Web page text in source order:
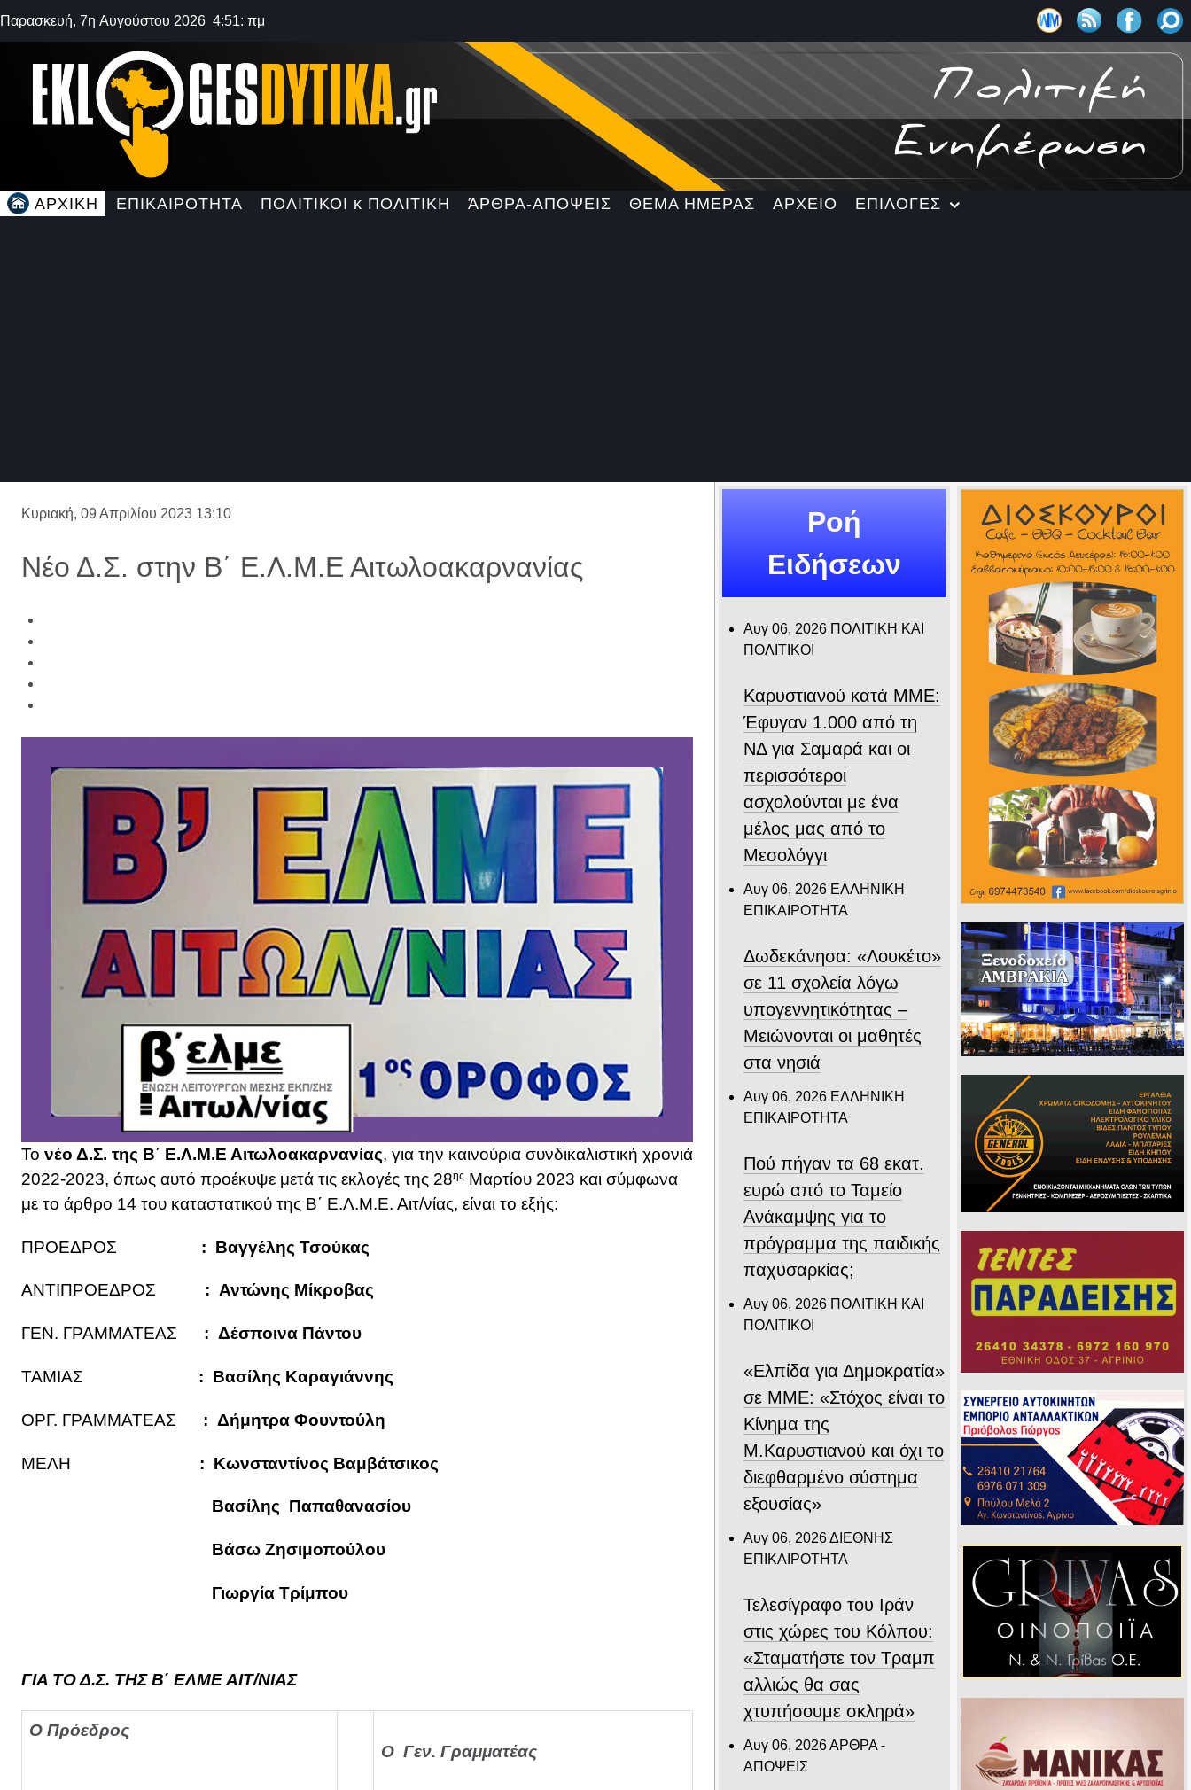
Παρασκευή, 7η Αυγούστου 2026 4:51: πμ
ΑΡΧΙΚΗ ΕΠΙΚΑΙΡΟΤΗΤΑ ΠΟΛΙΤΙΚΟΙ κ ΠΟΛΙΤΙΚΗ ΆΡΘΡΑ-ΑΠΟΨΕΙΣ ΘΕΜΑ ΗΜΕΡΑΣ ΑΡΧΕΙΟ ΕΠΙΛΟΓΕΣ
Κυριακή, 09 Απριλίου 2023 13:10
Νέο Δ.Σ. στην Β΄ Ε.Λ.Μ.Ε Αιτωλοακαρνανίας
Το νέο Δ.Σ. της Β΄ Ε.Λ.Μ.Ε Αιτωλοακαρνανίας, για την καινούρια συνδικαλιστική χρονιά
2022-2023, όπως αυτό προέκυψε μετά τις εκλογές της 28ης Μαρτίου 2023 και σύμφωνα
με το άρθρο 14 του καταστατικού της Β΄ Ε.Λ.Μ.Ε. Αιτ/νίας, είναι το εξής:
ΠΡΟΕΔΡΟΣ : Βαγγέλης Τσούκας
ΑΝΤΙΠΡΟΕΔΡΟΣ : Αντώνης Μίκροβας
ΓΕΝ. ΓΡΑΜΜΑΤΕΑΣ : Δέσποινα Πάντου
ΤΑΜΙΑΣ : Bασίλης Καραγιάννης
ΟΡΓ. ΓΡΑΜΜΑΤΕΑΣ : Δήμητρα Φουντούλη
ΜΕΛΗ : Κωνσταντίνος Βαμβάτσικος
Βασίλης Παπαθανασίου
Βάσω Ζησιμοπούλου
Γιωργία Τρίμπου
ΓΙΑ ΤΟ Δ.Σ. ΤΗΣ Β΄ ΕΛΜΕ ΑΙΤ/ΝΙΑΣ
Ο Πρόεδρος
Ο Γεν. Γραμματέας
Ροή
Ειδήσεων
Αυγ 06, 2026 ΠΟΛΙΤΙΚΗ ΚΑΙ
ΠΟΛΙΤΙΚΟΙ
Καρυστιανού κατά ΜΜΕ:
Έφυγαν 1.000 από τη
ΝΔ για Σαμαρά και οι
περισσότεροι
ασχολούνται με ένα
μέλος μας από το
Μεσολόγγι
Αυγ 06, 2026 ΕΛΛΗΝΙΚΗ
ΕΠΙΚΑΙΡΟΤΗΤΑ
Δωδεκάνησα: «Λουκέτο»
σε 11 σχολεία λόγω
υπογεννητικότητας –
Μειώνονται οι μαθητές
στα νησιά
Αυγ 06, 2026 ΕΛΛΗΝΙΚΗ
ΕΠΙΚΑΙΡΟΤΗΤΑ
Πού πήγαν τα 68 εκατ.
ευρώ από το Ταμείο
Ανάκαμψης για το
πρόγραμμα της παιδικής
παχυσαρκίας;
Αυγ 06, 2026 ΠΟΛΙΤΙΚΗ ΚΑΙ
ΠΟΛΙΤΙΚΟΙ
«Ελπίδα για Δημοκρατία»
σε ΜΜΕ: «Στόχος είναι το
Κίνημα της
Μ.Καρυστιανού και όχι το
διεφθαρμένο σύστημα
εξουσίας»
Αυγ 06, 2026ΔΙΕΘΝΗΣ
ΕΠΙΚΑΙΡΟΤΗΤΑ
Τελεσίγραφο του Ιράν
στις χώρες του Κόλπου:
«Σταματήστε τον Τραμπ
αλλιώς θα σας
χτυπήσουμε σκληρά»
Αυγ 06, 2026ΑΡΘΡΑ -
ΑΠΟΨΕΙΣ